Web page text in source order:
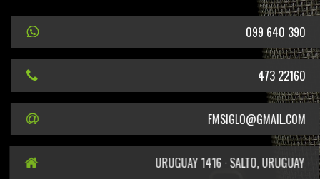
099 640 390
473 22160
FMSIGLO@GMAIL.COM
URUGUAY 1416 · SALTO, URUGUAY